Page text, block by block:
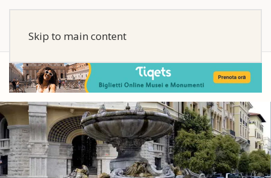
Skip to main content